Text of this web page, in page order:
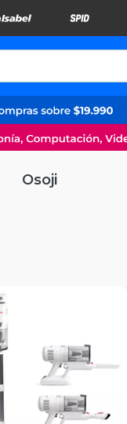
Osoji
Vista Previa